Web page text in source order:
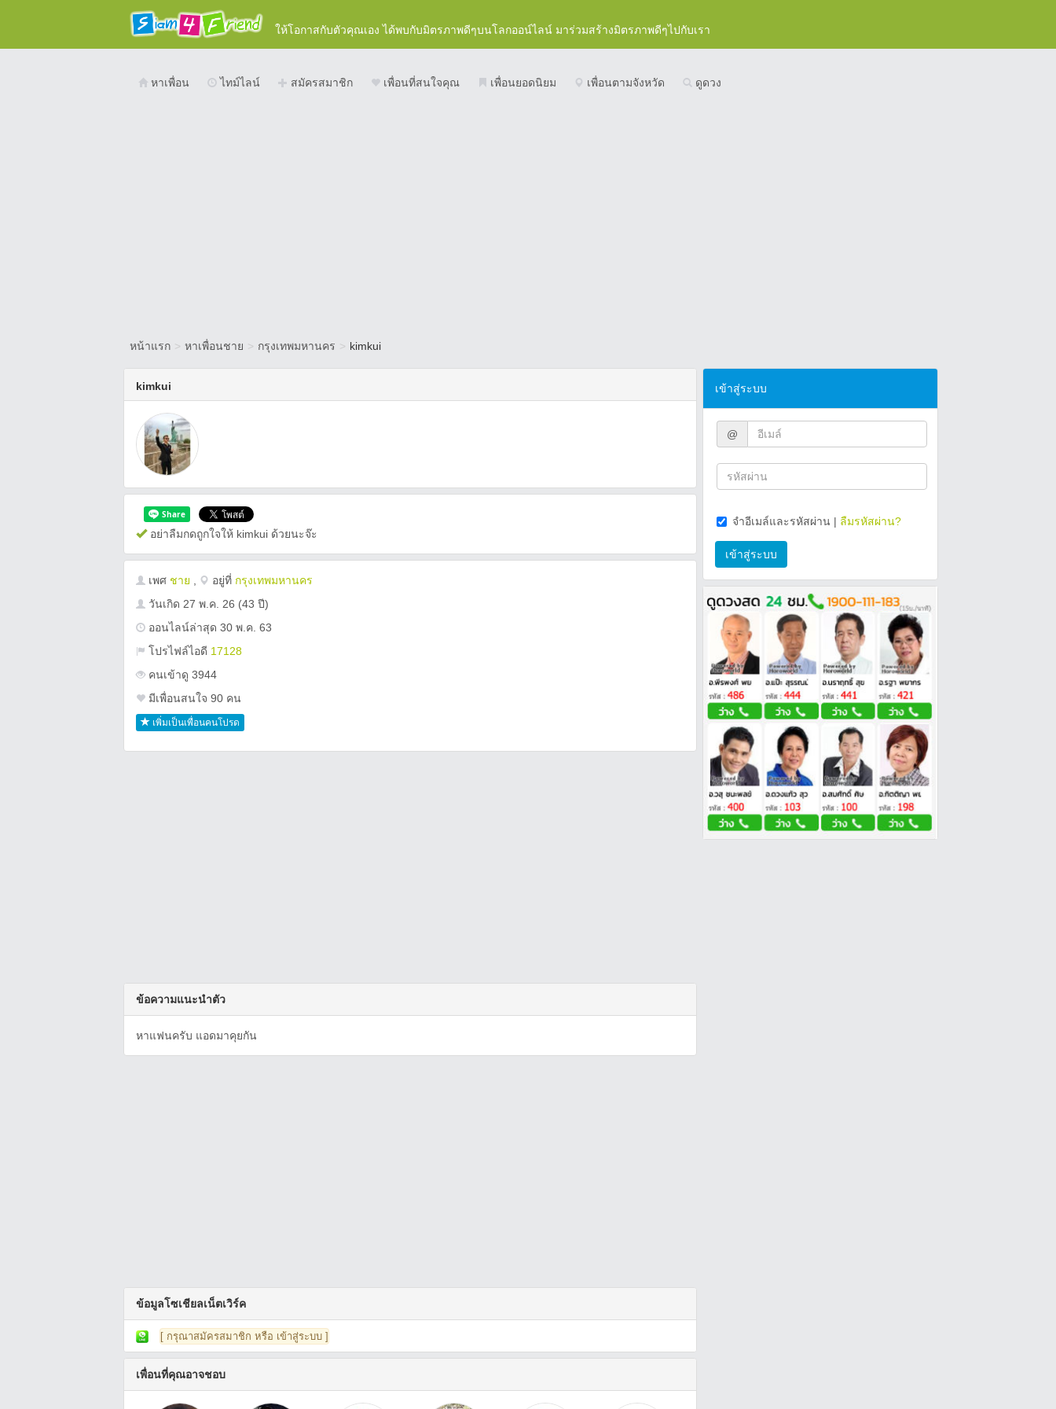
ให้โอกาสกับตัวคุณเอง ได้พบกับมิตรภาพดีๆบนโลกออน์ไลน์ มาร่วมสร้างมิตรภาพดีๆไปกับเรา
หาเพื่อน ไทม์ไลน์ สมัครสมาชิก เพื่อนที่สนใจคุณ เพื่อนยอดนิยม เพื่อนตามจังหวัด ดูดวง
หน้าแรก > หาเพื่อนชาย > กรุงเทพมหานคร > kimkui
kimkui
อย่าลืมกดถูกใจให้ kimkui ด้วยนะจ๊ะ
เพศ ชาย อยู่ที่ กรุงเทพมหานคร
วันเกิด 27 พ.ค. 26 (43 ปี)
ออนไลน์ล่าสุด 30 พ.ค. 63
โปรไฟล์ไอดี 17128
คนเข้าดู 3944
มีเพื่อนสนใจ 90 คน
เพิ่มเป็นเพื่อนคนโปรด
ข้อความแนะนำตัว
หาแฟนครับ แอดมาคุยกัน
ข้อมูลโซเชียลเน็ตเวิร์ค
[ กรุณาสมัครสมาชิก หรือ เข้าสู่ระบบ ]
เพื่อนที่คุณอาจชอบ
เข้าสู่ระบบ
@
จำอีเมล์และรหัสผ่าน | ลืมรหัสผ่าน?
เข้าสู่ระบบ